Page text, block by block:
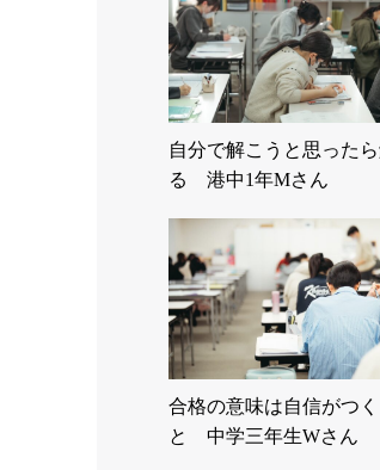
自分で解こうと思った
る 港中1年Mさん
合格の意味は自信がつく
と 中学三年生Wさん